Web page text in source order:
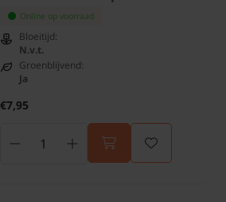
Online op voorraad
Bloeitijd:
N.v.t.
Groenblijvend:
Ja
€7,95